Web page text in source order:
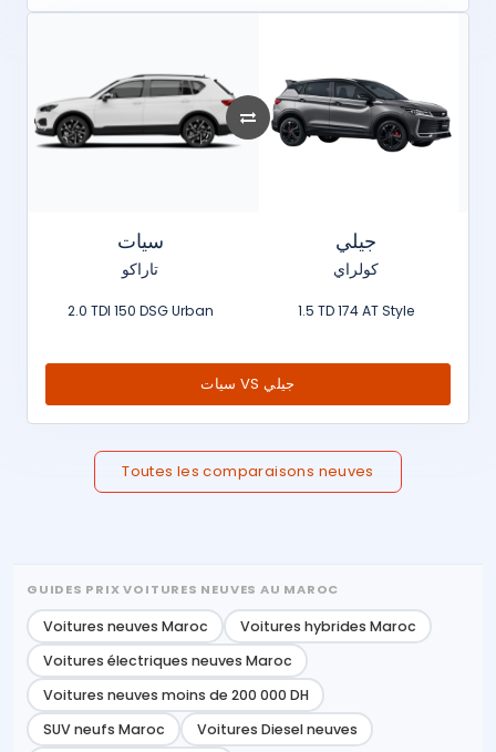
سيات
تاراكو
2.0 TDI 150 DSG Urban
جيلي
كولراي
1.5 TD 174 AT Style
سيات VS جيلي
Toutes les comparaisons neuves
GUIDES PRIX VOITURES NEUVES AU MAROC
Voitures neuves Maroc
Voitures hybrides Maroc
Voitures électriques neuves Maroc
Voitures neuves moins de 200 000 DH
SUV neufs Maroc
Voitures Diesel neuves